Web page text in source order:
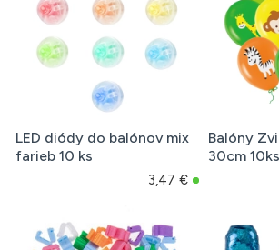
LED diódy do balónov mix
farieb 10 ks
3,47 €
Balóny
30cm 10ks